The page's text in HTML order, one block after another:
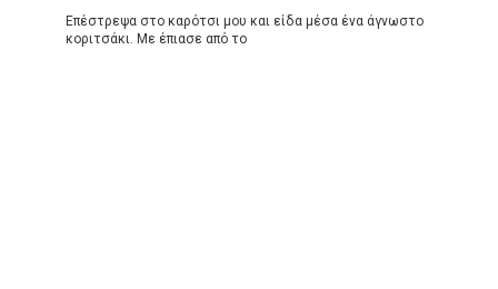
Επέστρεψα στο καρότσι μου και είδα μέσα ένα άγνωστο
κοριτσάκι. Με έπιασε από το